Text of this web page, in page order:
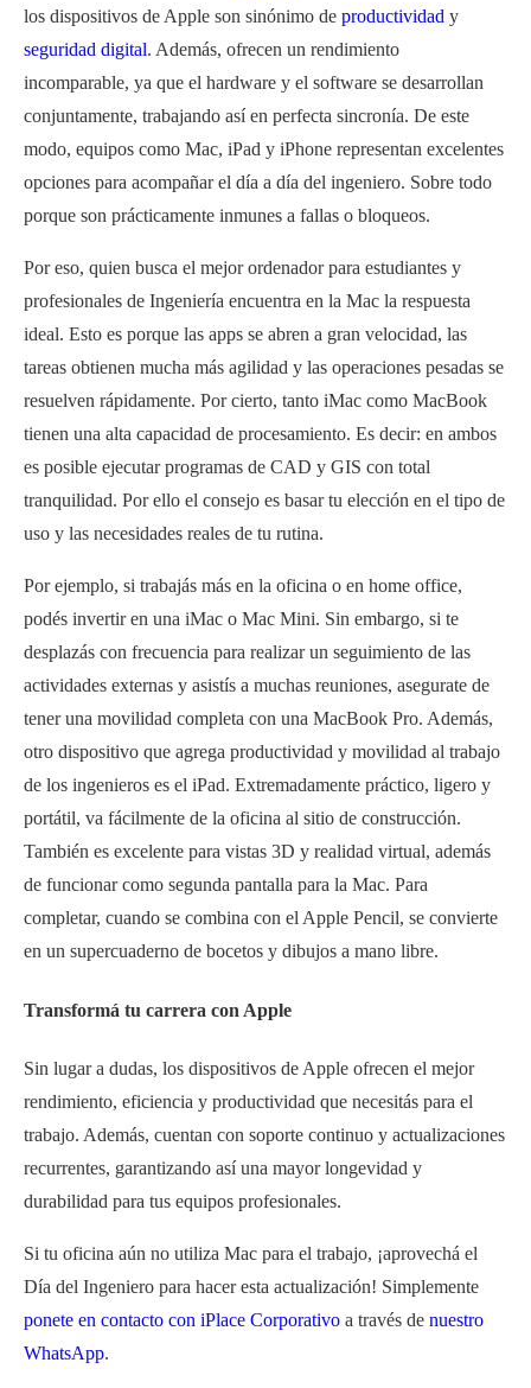
los dispositivos de Apple son sinónimo de productividad y
seguridad digital. Además, ofrecen un rendimiento
incomparable, ya que el hardware y el software se desarrollan
conjuntamente, trabajando así en perfecta sincronía. De este
modo, equipos como Mac, iPad y iPhone representan excelentes
opciones para acompañar el día a día del ingeniero. Sobre todo
porque son prácticamente inmunes a fallas o bloqueos.
Por eso, quien busca el mejor ordenador para estudiantes y
profesionales de Ingeniería encuentra en la Mac la respuesta
ideal. Esto es porque las apps se abren a gran velocidad, las
tareas obtienen mucha más agilidad y las operaciones pesadas se
resuelven rápidamente. Por cierto, tanto iMac como MacBook
tienen una alta capacidad de procesamiento. Es decir: en ambos
es posible ejecutar programas de CAD y GIS con total
tranquilidad. Por ello el consejo es basar tu elección en el tipo de
uso y las necesidades reales de tu rutina.
Por ejemplo, si trabajás más en la oficina o en home office,
podés invertir en una iMac o Mac Mini. Sin embargo, si te
desplazás con frecuencia para realizar un seguimiento de las
actividades externas y asistís a muchas reuniones, asegurate de
tener una movilidad completa con una MacBook Pro. Además,
otro dispositivo que agrega productividad y movilidad al trabajo
de los ingenieros es el iPad. Extremadamente práctico, ligero y
portátil, va fácilmente de la oficina al sitio de construcción.
También es excelente para vistas 3D y realidad virtual, además
de funcionar como segunda pantalla para la Mac. Para
completar, cuando se combina con el Apple Pencil, se convierte
en un supercuaderno de bocetos y dibujos a mano libre.
Transformá tu carrera con Apple
Sin lugar a dudas, los dispositivos de Apple ofrecen el mejor
rendimiento, eficiencia y productividad que necesitás para el
trabajo. Además, cuentan con soporte continuo y actualizaciones
recurrentes, garantizando así una mayor longevidad y
durabilidad para tus equipos profesionales.
Si tu oficina aún no utiliza Mac para el trabajo, ¡aprovechá el
Día del Ingeniero para hacer esta actualización! Simplemente
ponete en contacto con iPlace Corporativo a través de nuestro
WhatsApp.